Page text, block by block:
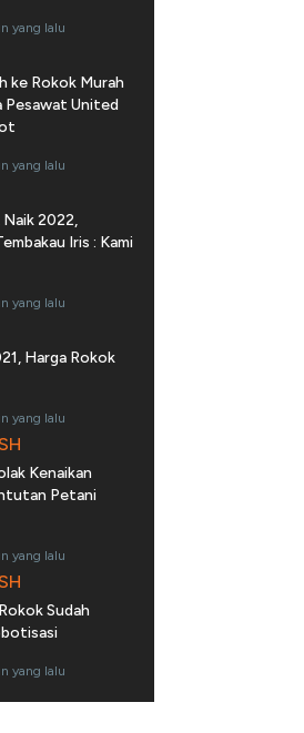
yang lalu
ke Rokok Murah
Pesawat United
yang lalu
2022,
Iris : Kami
yang lalu
Harga Rokok
yang lalu
Kenaikan
Petani
yang lalu
Sudah
yang lalu